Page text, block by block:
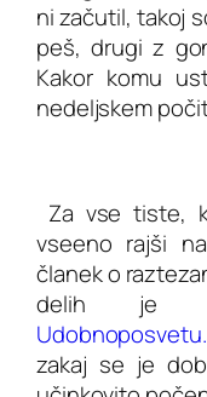
ni začutil, takoj
peš, drugi z
Kakor komu
nedeljskem
Za vse tiste,
vseeno rajši
članek o
delih je
zakaj se je